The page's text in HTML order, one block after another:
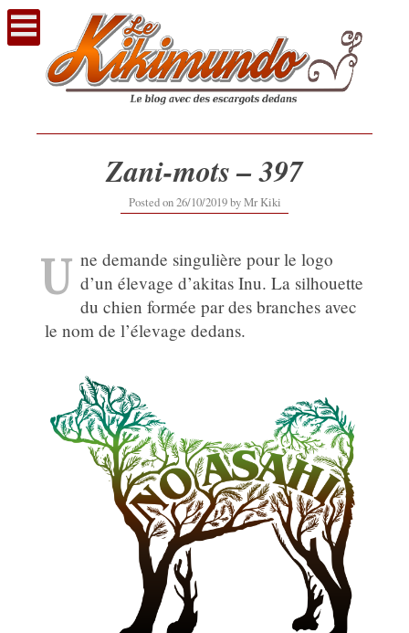
Voir
contenu
Zani-mots – 397
Posted on26/10/201926/10/2019
byMr Kiki
U ne demande singulière pour le logo
d’un élevage d’akitas Inu. La silhouette
du chien formée par des branches avec
le nom de l’élevage dedans.